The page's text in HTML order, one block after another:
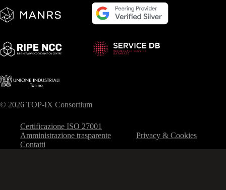
© 2026 TOP-IX Consortium
Certificazione ISO 27001
Amministrazione trasparente
Privacy & Cookies
Contatti